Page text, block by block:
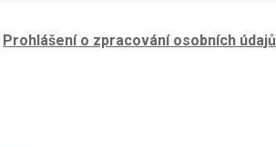
Prohlášení o zpracování osobních údajů